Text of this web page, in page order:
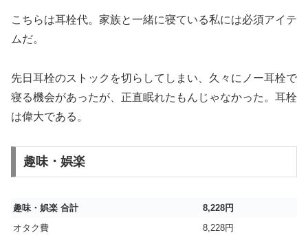
こちらは耳栓代。家族と一緒に寝ている私には必須アイテ
ムだ。
先日耳栓のストックを切らしてしまい、久々にノー耳栓で
寝る機会があったが、正直眠れたもんじゃなかった。耳栓
は偉大である。
趣味・娯楽
趣味・娯楽 合計
8,228円
オタク費
8,228円